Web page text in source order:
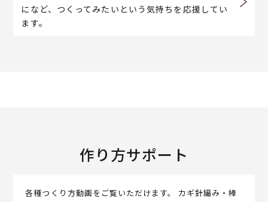
になど、つくってみたいという気持ちを応援してい
ます。
作り方サポート
各種つくり方動画をご覧いただけます。 カギ針編み・棒